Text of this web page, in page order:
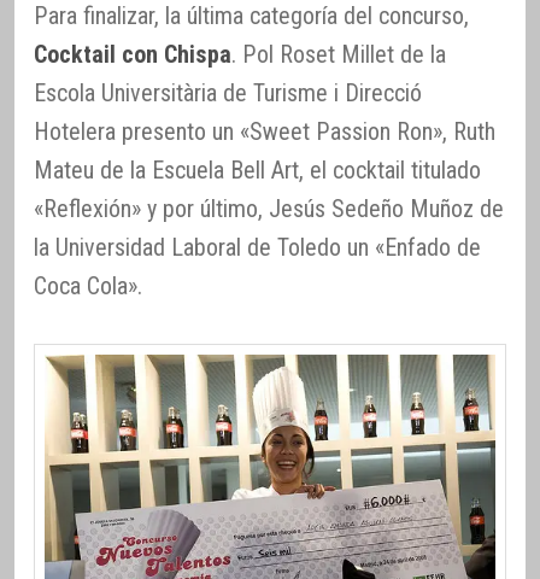
Para finalizar, la última categoría del concurso,
Cocktail con Chispa. Pol Roset Millet de la
Escola Universitària de Turisme i Direcció
Hotelera presento un «Sweet Passion Ron», Ruth
Mateu de la Escuela Bell Art, el cocktail titulado
«Reflexión» y por último, Jesús Sedeño Muñoz de
la Universidad Laboral de Toledo un «Enfado de
Coca Cola».